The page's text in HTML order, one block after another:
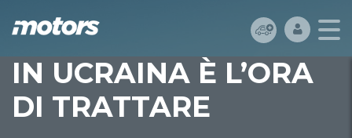
IN UCRAINA È L’ORA
DI TRATTARE